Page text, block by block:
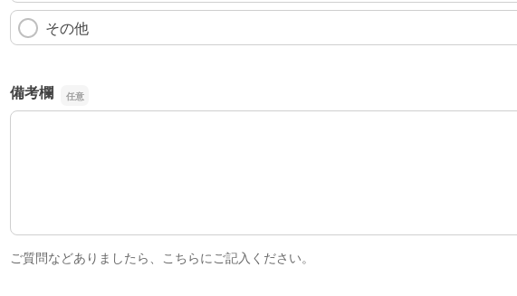
その他
備考欄
備考欄
ご質問などありましたら、こちらにご記入ください。